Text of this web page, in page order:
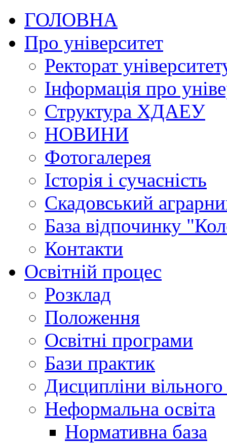
ГОЛОВНА
Про університет
Ректорат
Інформація про
Структура ХДАЕУ
НОВИНИ
Фотогалерея
Історія і сучасність
Скадовський
База відпочинку
Контакти
Освітній процес
Розклад
Положення
Освітні програми
Бази практик
Дисципліни
Неформальна освіта
Нормативна база